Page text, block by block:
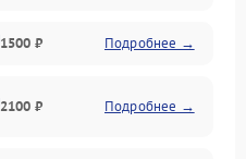
1500 ₽ Подробнее →
2100 ₽ Подробнее →